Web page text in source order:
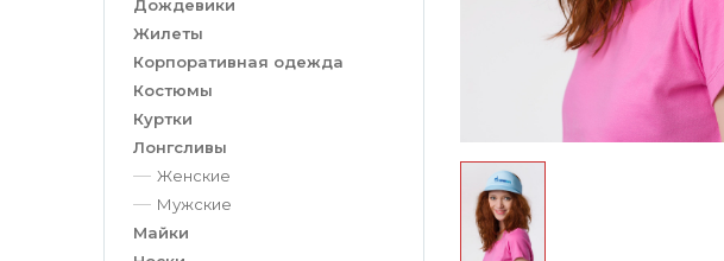
Дождевики
Жилеты
Корпоративная одежда
Костюмы
Куртки
Лонгсливы
Женские
Мужские
Майки